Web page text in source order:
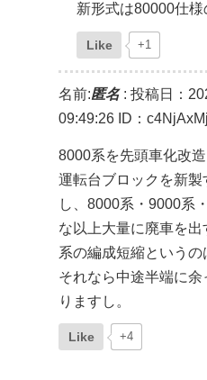
新形式は80000仕様
Like +1
名前:匿名: 投稿日：
09:49:26 ID：
8000系を先頭車化改
運転台ブロックを新
し、8000系・9000系
な以上大量に廃車を
系の編成短縮というの
それなら中途半端に
りますし。
Like +4